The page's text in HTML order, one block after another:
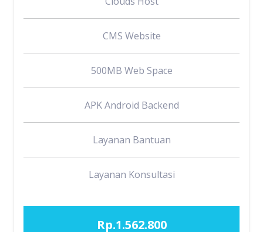
CMS Website
500MB Web Space
APK Android Backend
Layanan Bantuan
Layanan Konsultasi
Rp.1.562.800